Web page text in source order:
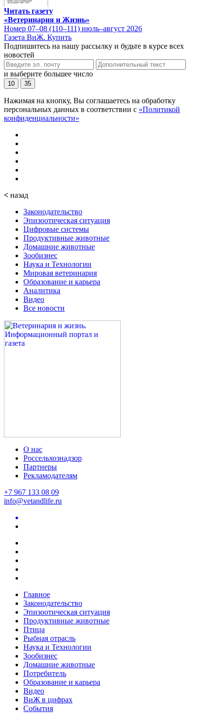
Читать газету
«Ветеринария и Жизнь»
Номер 07–08 (110–111) июль–август 2026
Газета ВиЖ. Купить
Подпишитесь на нашу рассылку и будьте в курсе всех
новостей
и выберите большее число
10 35
Нажимая на кнопку, Вы соглашаетесь на обработку
персональных данных в соответствии с «Политикой
конфиденциальности»
< назад
Законодательство
Эпизоотическая ситуация
Цифровые системы
Продуктивные животные
Домашние животные
Зообизнес
Наука и Технологии
Мировая ветеринария
Образование и карьера
Аналитика
Видео
Все новости
О нас
Россельхознадзор
Партнеры
Рекламодателям
+7 967 133 08 09
info@vetandlife.ru
Главное
Законодательство
Эпизоотическая ситуация
Продуктивные животные
Птица
Рыбная отрасль
Наука и Технологии
Зообизнес
Домашние животные
Потребитель
Образование и карьера
Видео
ВиЖ в цифрах
События